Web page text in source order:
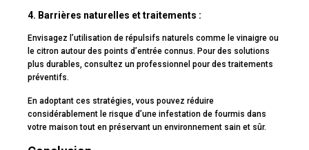
4. Barrières naturelles et traitements :
Envisagez l’utilisation de répulsifs naturels comme le vinaigre ou
le citron autour des points d’entrée connus. Pour des solutions
plus durables, consultez un professionnel pour des traitements
préventifs.
En adoptant ces stratégies, vous pouvez réduire
considérablement le risque d’une infestation de fourmis dans
votre maison tout en préservant un environnement sain et sûr.